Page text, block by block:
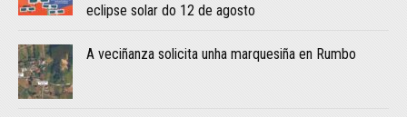
eclipse solar do 12 de agosto
A veciñanza solicita unha marquesiña en Rumbo